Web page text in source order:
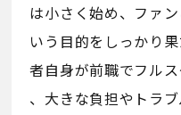
は小さく始め、ファ
いう目的をしっかり
者自身が前職でフル
、大きな負担やトラ